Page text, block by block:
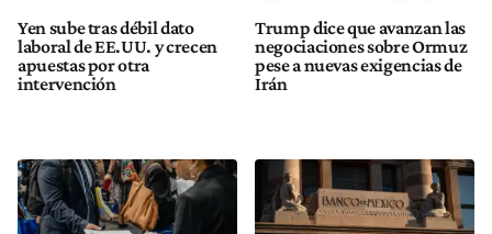
Yen sube tras débil dato
laboral de EE.UU. y crecen
apuestas por otra
intervención
Trump dice que avanzan las
negociaciones sobre Ormuz
pese a nuevas exigencias de
Irán